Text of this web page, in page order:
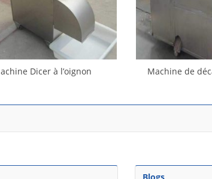
Dicer à l’oignon
Machine de